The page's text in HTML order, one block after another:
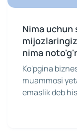
Nima
nima
Ko'pgina
muammosi
emaslik deb